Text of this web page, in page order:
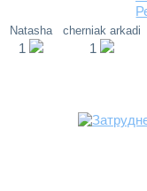
Natasha
1
cherniak arkadi
1